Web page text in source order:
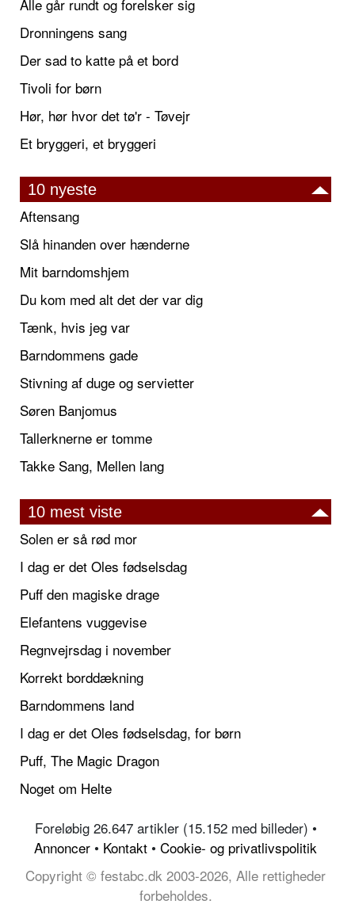
Alle går rundt og forelsker sig
Dronningens sang
Der sad to katte på et bord
Tivoli for børn
Hør, hør hvor det tø'r - Tøvejr
Et bryggeri, et bryggeri
10 nyeste
Aftensang
Slå hinanden over hænderne
Mit barndomshjem
Du kom med alt det der var dig
Tænk, hvis jeg var
Barndommens gade
Stivning af duge og servietter
Søren Banjomus
Tallerknerne er tomme
Takke Sang, Mellen lang
10 mest viste
Solen er så rød mor
I dag er det Oles fødselsdag
Puff den magiske drage
Elefantens vuggevise
Regnvejrsdag i november
Korrekt borddækning
Barndommens land
I dag er det Oles fødselsdag, for børn
Puff, The Magic Dragon
Noget om Helte
Foreløbig 26.647 artikler (15.152 med billeder) •
Annoncer • Kontakt • Cookie- og privatlivspolitik
Copyright © festabc.dk 2003-2026, Alle rettigheder
forbeholdes.